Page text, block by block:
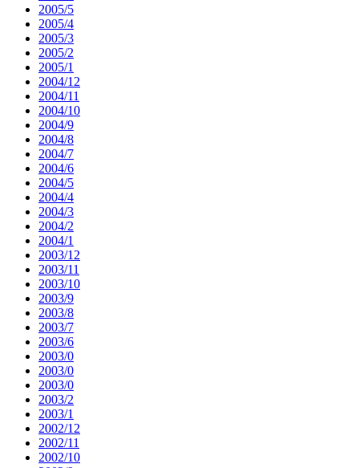
2005/5
2005/4
2005/3
2005/2
2005/1
2004/12
2004/11
2004/10
2004/9
2004/8
2004/7
2004/6
2004/5
2004/4
2004/3
2004/2
2004/1
2003/12
2003/11
2003/10
2003/9
2003/8
2003/7
2003/6
2003/0
2003/0
2003/0
2003/2
2003/1
2002/12
2002/11
2002/10